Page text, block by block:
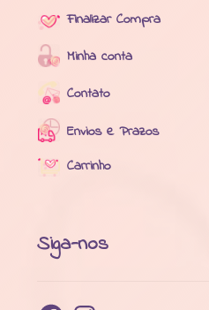
Finalizar Compra
Minha conta
Contato
Envios e Prazos
Carrinho
Siga-nos